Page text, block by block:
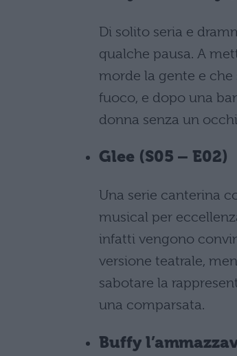
Di solito seria e
qualche pausa. A
morde la gente e
fuoco, e dopo una
donna senza un
Glee (S05 – E02)
Una serie canterina
musical per
infatti vengono
versione teatrale,
sabotare la
una comparsata.
Buffy